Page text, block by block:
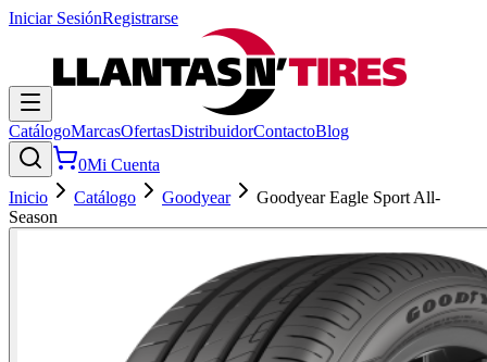
Iniciar SesiónRegistrarse
CatálogoMarcasOfertasDistribuidorContactoBlog
0Mi Cuenta
Inicio
Catálogo Goodyear
Goodyear Eagle Sport All-
Season